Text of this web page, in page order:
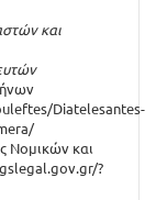
και
Diatelesantes-
Νομικών και
?